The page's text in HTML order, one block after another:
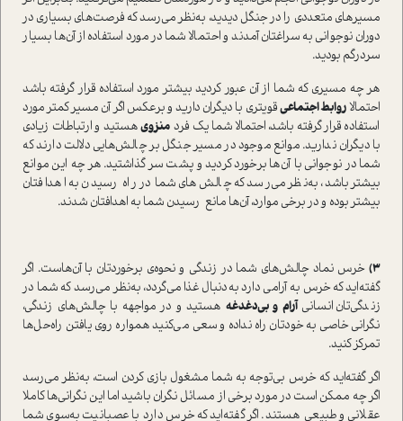
مسیرهای متعددی را در جنگل دیدید، به‌نظر می‌رسد که فرصت‌های بسیاری در
دوران نوجوانی به سراغتان آمدند و احتمالا شما در مورد استفاده از آن‌ها بسیار
سردرگم بودید.
هر چه مسیری که شما از آن عبور کردید بیشتر مورد استفاده قرار گرفته باشد
احتمالاروابط اجتماعیقویتری با دیگران دارید و برعکس اگر آن مسیر کمتر مورد
استفاده قرار گرفته باشد، احتمالا شما یک فرد منزویهستید و ارتباطات زیادی
با دیگران ندارید. موانع موجود در مسیر جنگل بر چالش‌هایی دلالت دارند که
شما در نوجوانی با آن‌ها برخورد کردید و پشت سر گذاشتید. هر چه این موانع
بیشتر باشد، به‌نظر می‌رسد که چالش‌های شما در راه رسیدن به اهدافتان
بیشتر بوده و در برخی موارد، آن‌ها مانع رسیدن شما به اهدافتان شدند.
۳) خرس نماد چالش‌های شما در زندگی و نحوه‌ی برخوردتان با آن‌هاست. اگر
گفته‌اید که خرس به آرامی دارد به‌دنبال غذا می‌گردد، به‌نظر می‌رسد که شما در
زندگی‌تان انسانی آرام و بی‌دغدغه هستید و در مواجهه با چالش‌های زندگی،
نگرانی خاصی به خودتان راه نداده و سعی می‌کنید همواره روی یافتن راه‌حل‌ها
تمرکز کنید.
اگر گفته‌اید که خرس بی‌توجه به شما مشغول بازی کردن است، به‌نظر می‌رسد
اگر چه ممکن است در مورد برخی از مسائل نگران باشید اما این نگرانی‌ها کاملا
عقلانی و طبیعی هستند. اگر گفته‌اید که خرس دارد با عصبانیت به‌سوی شما